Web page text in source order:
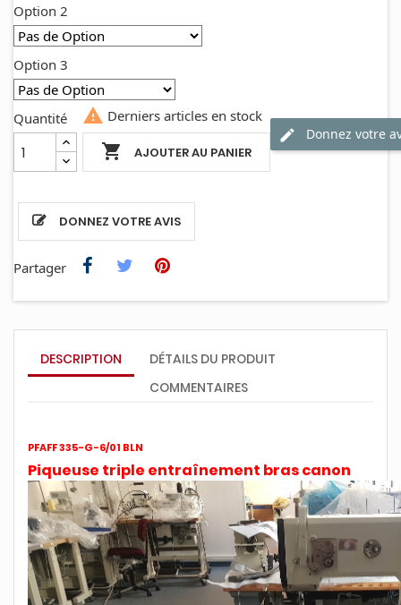
Option 2
Option 3
Quantité
 AJOUTER AU PANIER
 Derniers articles en stock
DONNEZ VOTRE AVIS
Donnez votre
Partager
DESCRIPTION
DÉTAILS DU PRODUIT
COMMENTAIRES
PFAFF 335-G-6/01 BLN
Piqueuse triple entraînement bras canon